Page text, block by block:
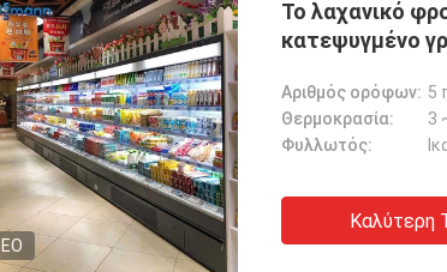
Το λαχανικό
κατεψυγμένο
Αριθμός ορόφων: 5
Θερμοκρασία:
3
Φυλλωτός:
Καλύτερη